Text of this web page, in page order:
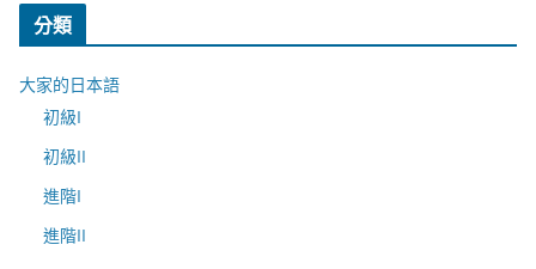
分類
大家的日本語
初級I
初級II
進階I
進階II